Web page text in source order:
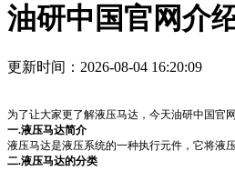
油研中国官网介
更新时间：2026-08-04 16:20:09
为了让大家更了解液压马达，今天油研中国官
一.液压马达简介
液压马达是液压系统的一种执行元件，它将液
二.液压马达的分类